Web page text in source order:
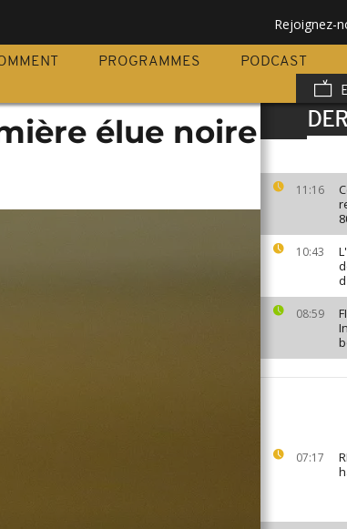
Rejoignez-
PROGRAMMES
PODCAST
11:16
10:43
08:59
07:17
élue noire